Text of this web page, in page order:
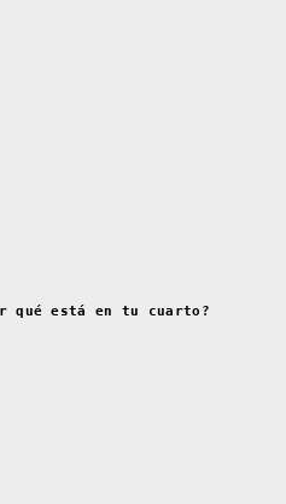
qué está en tu cuarto?